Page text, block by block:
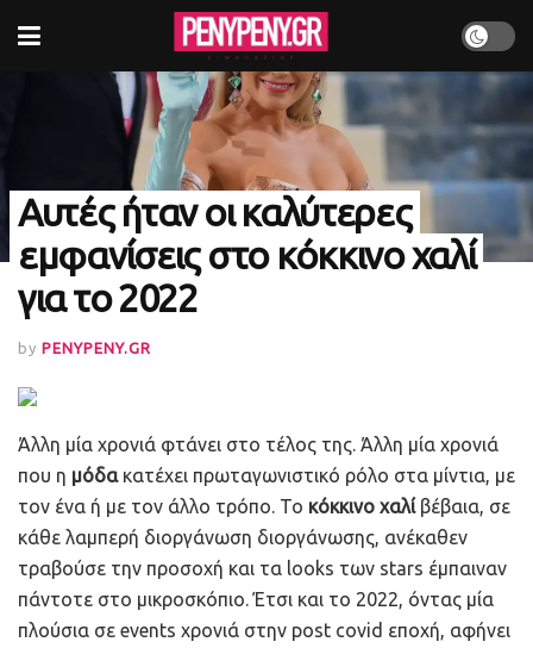
Αυτές ήταν οι καλύτερες
εμφανίσεις στο κόκκινο χαλί
για το 2022
by PENYPENY.GR
Άλλη μία χρονιά φτάνει στο τέλος της. Άλλη μία χρονιά
που η μόδακατέχει πρωταγωνιστικό ρόλο στα μίντια, με
τον ένα ή με τον άλλο τρόπο. Το κόκκινο χαλίβέβαια, σε
κάθε λαμπερή διοργάνωση διοργάνωσης, ανέκαθεν
τραβούσε την προσοχή και τα looks των stars έμπαιναν
πάντοτε στο μικροσκόπιο. Έτσι και το 2022, όντας μία
πλούσια σε events χρονιά στην post covid εποχή, αφήνει